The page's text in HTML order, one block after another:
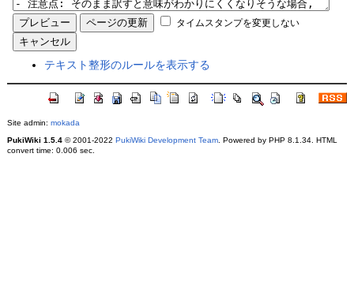
タイムスタンプを変更しない
テキスト整形のルールを表示する
Site admin: mokada
PukiWiki 1.5.4© 2001-2022 PukiWiki Development Team. Powered by PHP 8.1.34. HTML
convert time: 0.006 sec.